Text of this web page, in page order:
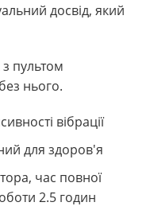
досвід, який
пультом
нього.
вібрації
для здоров'я
час повної
2.5 годин